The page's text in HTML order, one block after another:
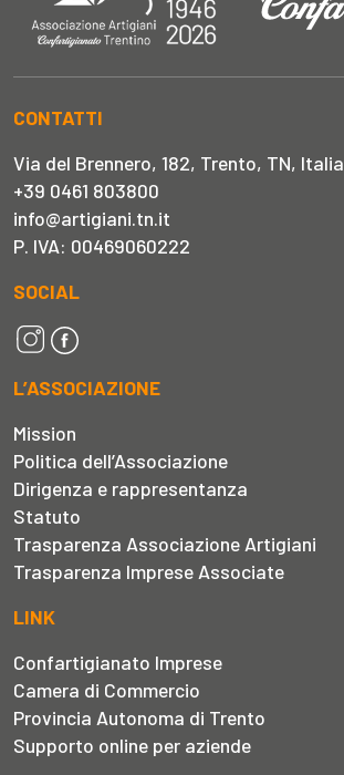
CONTATTI
Via del Brennero, 182, Trento, TN, Italia
+39 0461 803800
info@artigiani.tn.it
P. IVA: 00469060222
SOCIAL
L’ASSOCIAZIONE
Mission
Politica dell’Associazione
Dirigenza e rappresentanza
Statuto
Trasparenza Associazione Artigiani
Trasparenza Imprese Associate
LINK
Confartigianato Imprese
Camera di Commercio
Provincia Autonoma di Trento
Supporto online per aziende